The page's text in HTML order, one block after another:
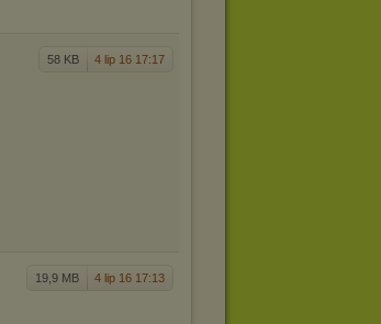
58 KB 4 lip 16 17:17
19,9 MB 4 lip 16 17:13